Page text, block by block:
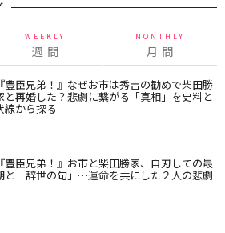
WEEKLY
週 間
MONTHLY
月 間
『豊臣兄弟！』なぜお市は秀吉の勧めで柴田勝
と再婚した？悲劇に繋がる「真相」を史料と
線から探る
『豊臣兄弟！』お市と柴田勝家、自刃しての最
と「辞世の句」…運命を共にした２人の悲劇